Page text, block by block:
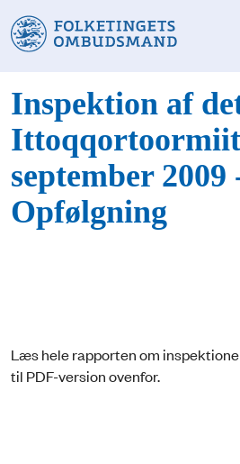
Inspektion af
Ittoqqortoormiit
september 2009
Opfølgning
Læs hele rapporten om
til PDF-version ovenfor.